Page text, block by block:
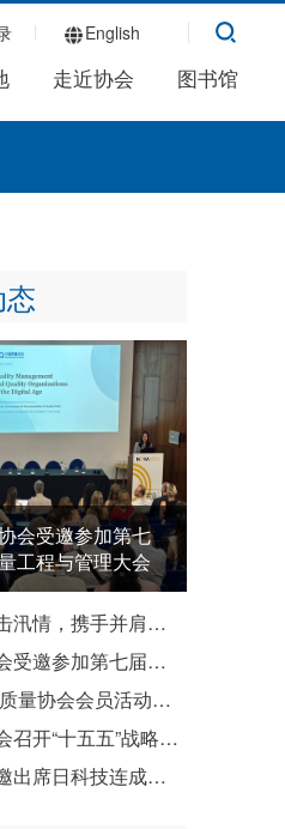
English
走近协会 图书馆
会受邀参加第七
工程与管理大会
众志成城抗击汛情，携手并肩共渡难关——致全国质协系统各成员单位防汛救灾倡议书
中国质量协会受邀参加第七届国际质量工程与管理大会
2026年中国质量协会会员活动暨企业质量文化建设推进交流活动成功举办
中国质量协会召开“十五五”战略规划宣贯会
中国质协受邀出席日科技连成立80周年纪念演讲会暨纪念祝贺会